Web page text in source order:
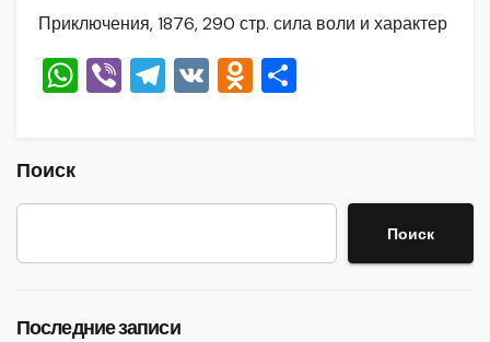
Приключения, 1876, 290 стр. сила воли и характер
W
A
p
Vi T
a
m
V O
kl
a
в
и
Поиск
Поиск
Последние записи